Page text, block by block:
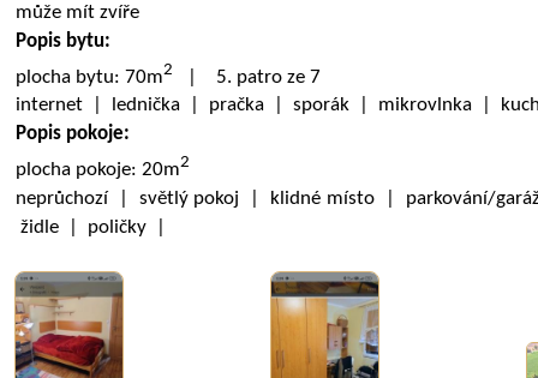
může mít zvíře
Popis bytu:
plocha bytu: 70m2
| 5. patro ze 7
internet | lednička | pračka | sporák | mikrovlnka |
Popis pokoje:
plocha pokoje: 20m2
neprůchozí | světlý pokoj | klidné místo | parkování/
židle | poličky |